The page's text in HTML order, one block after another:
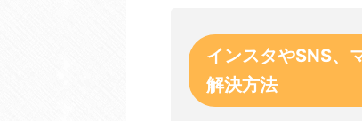
インスタやSNS、
解決方法